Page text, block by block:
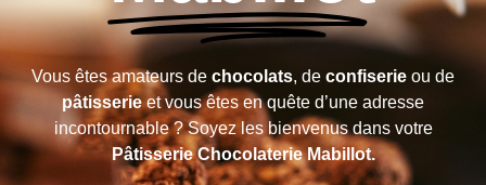
Vous êtes amateurs de chocolats, de confiserie ou de
pâtisserieet vous êtes en quête d’une adresse
incontournable ? Soyez les bienvenus dans votre
Pâtisserie Chocolaterie Mabillot.